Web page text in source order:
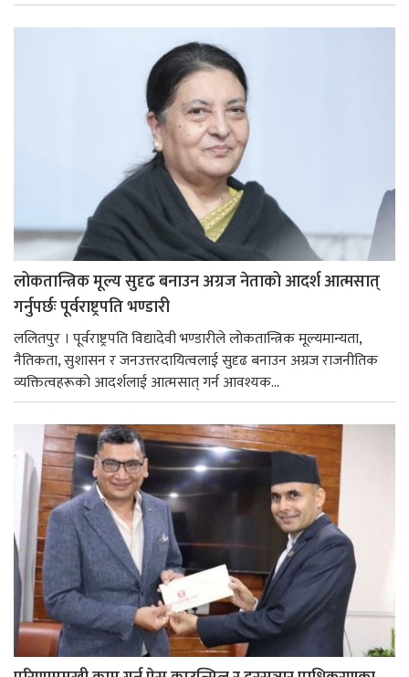
लोकतान्त्रिक मूल्य सुदृढ बनाउन अग्रज नेताको आदर्श आत्मसात्
गर्नुपर्छः पूर्वराष्ट्रपति भण्डारी
ललितपुर । पूर्वराष्ट्रपति विद्यादेवी भण्डारीले लोकतान्त्रिक मूल्यमान्यता,
नैतिकता, सुशासन र जनउत्तरदायित्वलाई सुदृढ बनाउन अग्रज राजनीतिक
व्यक्तित्वहरूको आदर्शलाई आत्मसात् गर्न आवश्यक...